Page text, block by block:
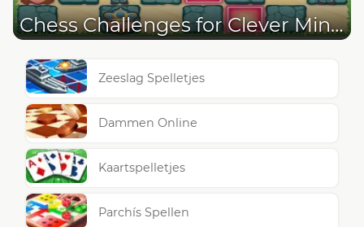
Chess Challenges for Clever Minds
Zeeslag Spelletjes
Dammen Online
Kaartspelletjes
Parchís Spellen